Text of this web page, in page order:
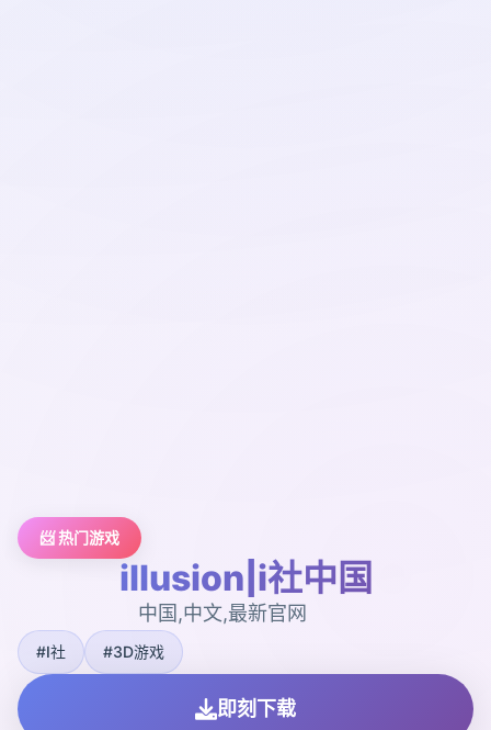
📨 热门游戏
illusion|i社中国
中国,中文,最新官网
#I社 #3D游戏
即刻下载